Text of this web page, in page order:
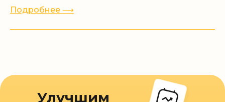
Подробнее ⟶
Улучшим